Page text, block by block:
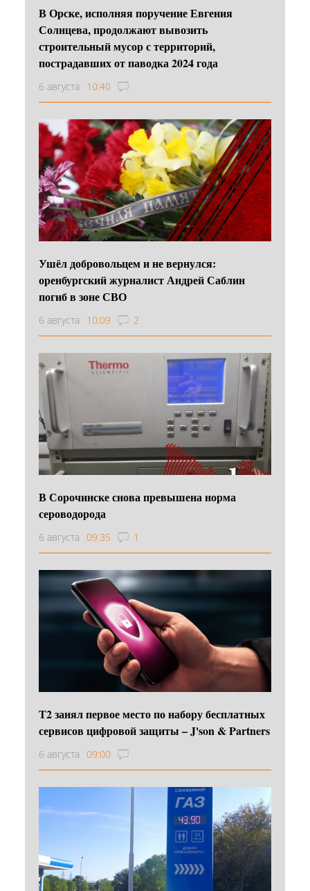
В Орске, исполняя поручение Евгения
Солнцева, продолжают вывозить
строительный мусор с территорий,
пострадавших от паводка 2024 года
6 августа 10:40
Ушёл добровольцем и не вернулся:
оренбургский журналист Андрей Саблин
погиб в зоне СВО
6 августа 10:09 2
В Сорочинске снова превышена норма
сероводорода
6 августа 09:35 1
Т2 занял первое место по набору бесплатных
сервисов цифровой защиты – J'son & Partners
6 августа 09:00